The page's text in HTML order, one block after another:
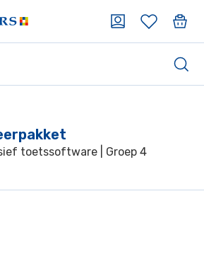
toetssoftware | Groep 4